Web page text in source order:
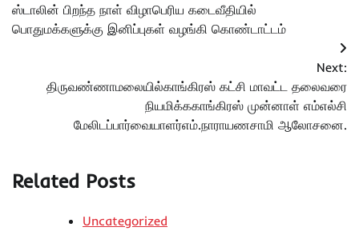
ஸ்டாலின் பிறந்த நாள் விழாபெரிய கடைவீதியில்
பொதுமக்களுக்கு இனிப்புகள் வழங்கி கொண்டாட்டம்
Next:
திருவண்ணாமலையில்காங்கிரஸ் கட்சி மாவட்ட தலைவரை
நியமிக்ககாங்கிரஸ் முன்னாள் எம்எல்சி
மேலிடப்பார்வையாளர்எம்.நாராயணசாமி ஆலோசனை.
Related Posts
Uncategorized